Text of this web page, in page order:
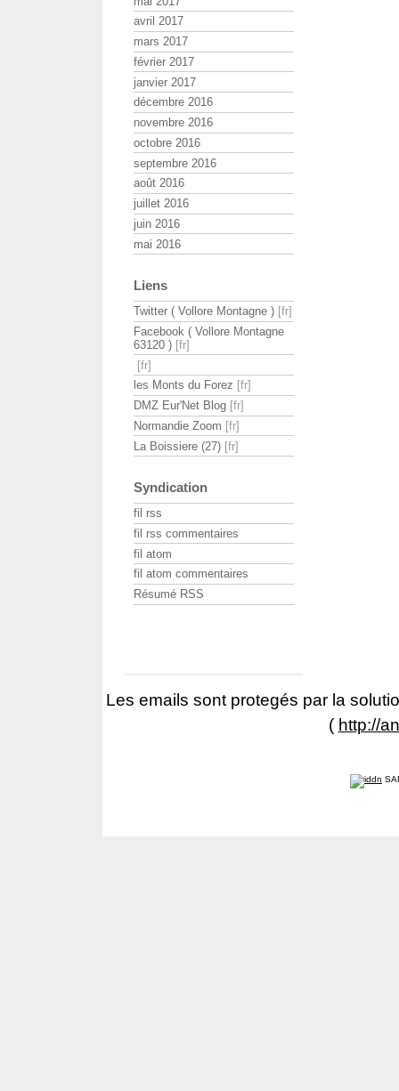
avril 2017
mars 2017
février 2017
janvier 2017
décembre 2016
novembre 2016
octobre 2016
septembre 2016
août 2016
juillet 2016
juin 2016
mai 2016
Liens
Twitter ( Vollore Montagne )
Facebook ( Vollore Montagne
63120 )
les Monts du Forez
DMZ Eur'Net Blog
Normandie Zoom
La Boissiere (27)
Syndication
fil rss
fil rss commentaires
fil atom
fil atom commentaires
Résumé RSS
Les emails sont protegés par la
( http://